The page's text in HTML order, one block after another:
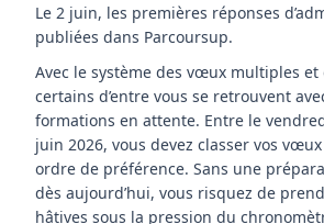
Le 2 juin, les premières réponses
publiées dans Parcoursup.
Avec le système des vœux multiples
certains d’entre vous se retrouvent
formations en attente. Entre le
juin 2026, vous devez classer vos
ordre de préférence. Sans une
dès aujourd’hui, vous risquez de
hâtives sous la pression du